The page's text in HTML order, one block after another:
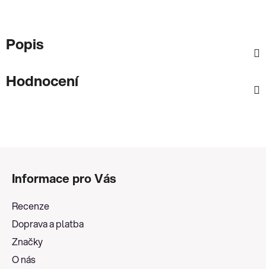
Popis
Hodnocení
Informace pro Vás
Recenze
Doprava a platba
Značky
O nás